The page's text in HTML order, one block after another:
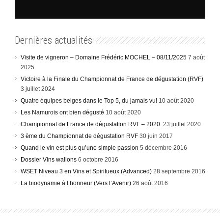
Dernières actualités
Visite de vigneron – Domaine Frédéric MOCHEL – 08/11/2025 7 août
2025
Victoire à la Finale du Championnat de France de dégustation (RVF)
3 juillet 2024
Quatre équipes belges dans le Top 5, du jamais vu! 10 août 2020
Les Namurois ont bien dégusté 10 août 2020
Championnat de France de dégustation RVF – 2020. 23 juillet 2020
3 ème du Championnat de dégustation RVF 30 juin 2017
Quand le vin est plus qu’une simple passion 5 décembre 2016
Dossier Vins wallons 6 octobre 2016
WSET Niveau 3 en Vins et Spiritueux (Advanced) 28 septembre 2016
La biodynamie à l’honneur (Vers l’Avenir) 26 août 2016